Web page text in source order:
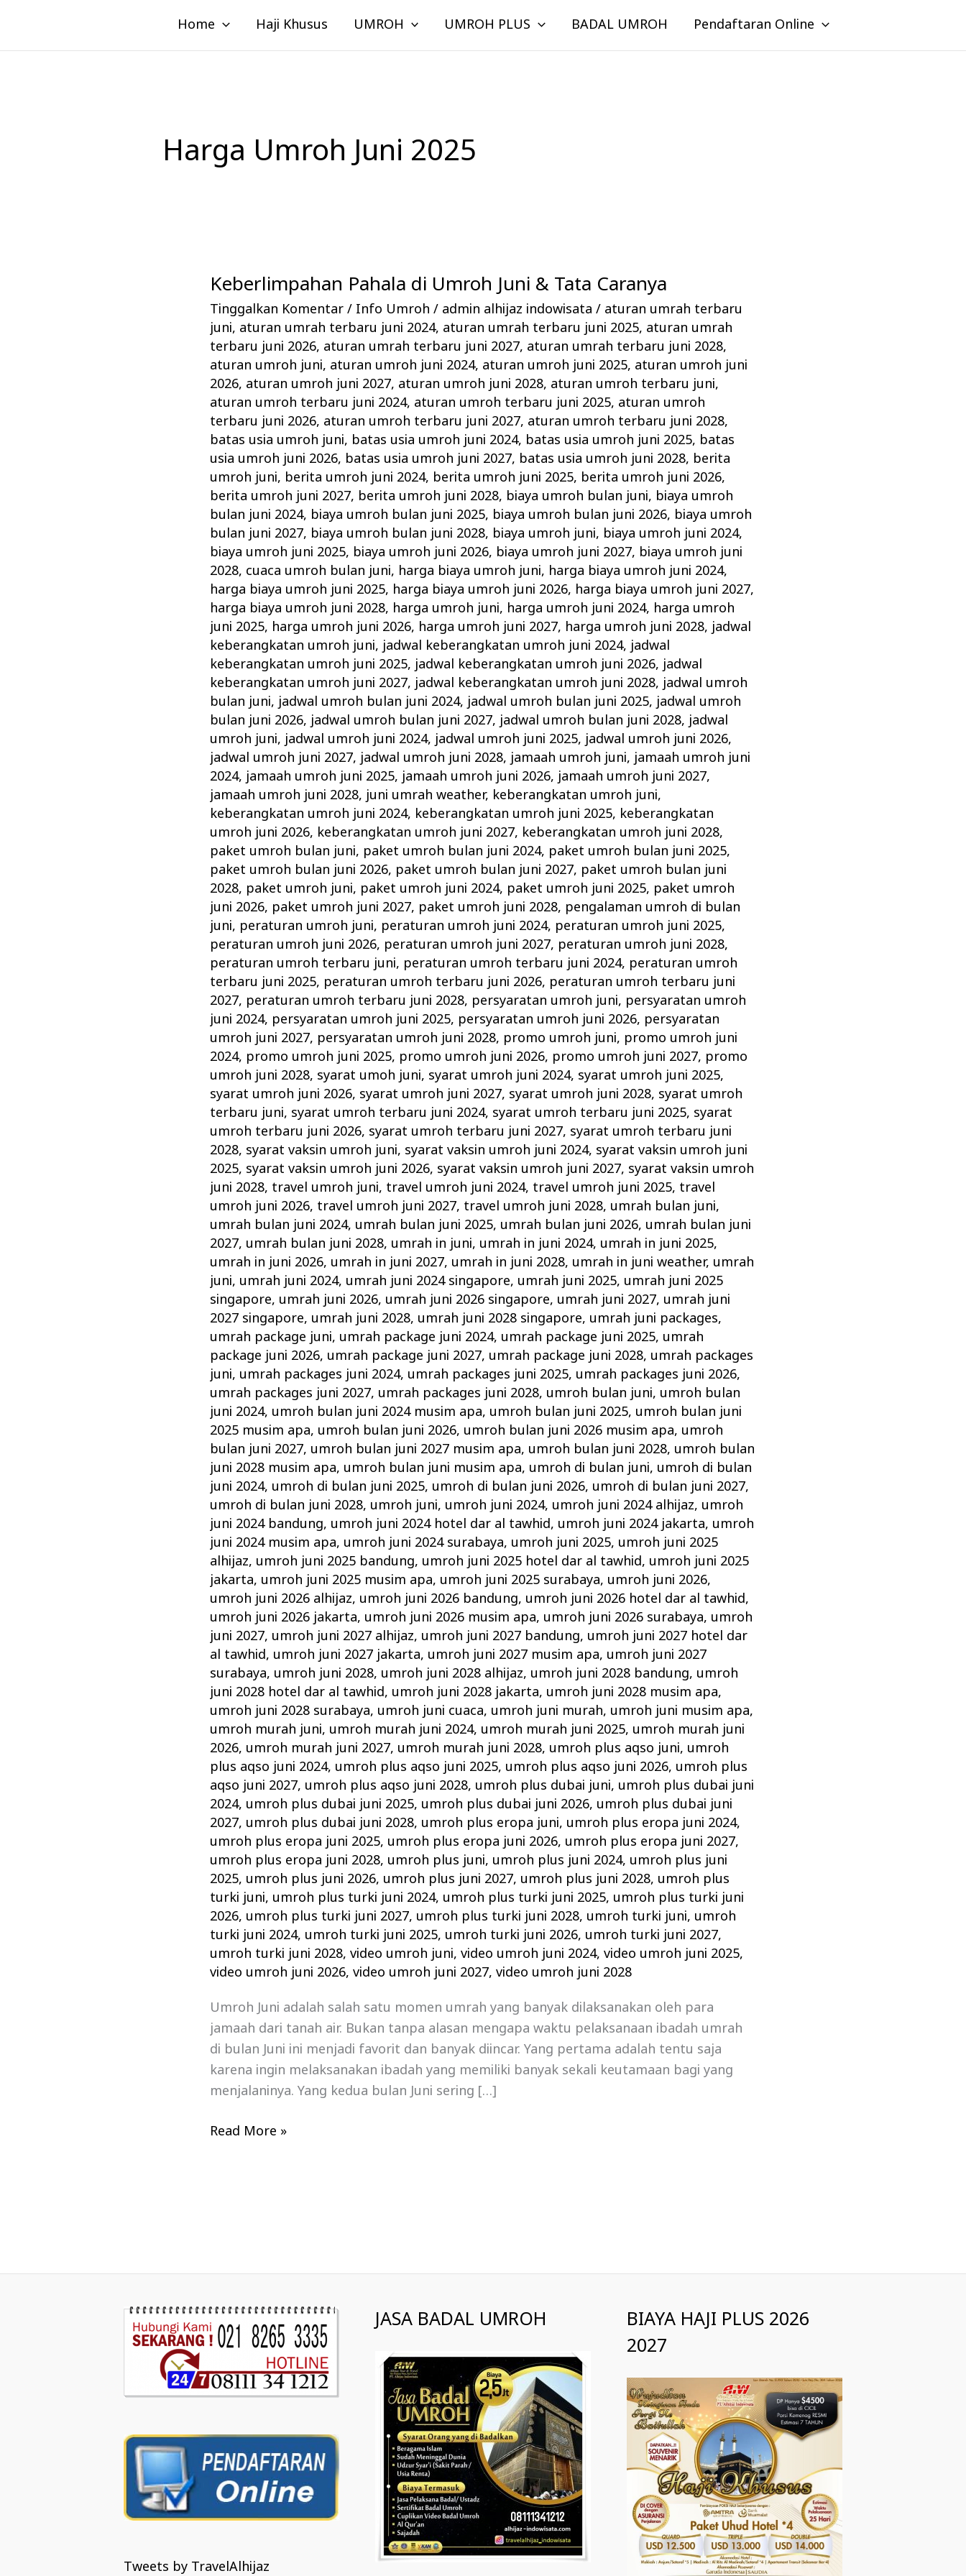
konten
Home Haji Khusus UMROH UMROH PLUS BADAL UMROH Pendaftaran Online
Harga Umroh Juni 2025
Keberlimpahan Pahala di Umroh Juni & Tata Caranya
Tinggalkan Komentar / Info Umroh / admin alhijaz indowisata/ aturan umrah terbaru
juni, aturan umrah terbaru juni 2024, aturan umrah terbaru juni 2025, aturan umrah
terbaru juni 2026, aturan umrah terbaru juni 2027, aturan umrah terbaru juni 2028,
aturan umroh juni, aturan umroh juni 2024, aturan umroh juni 2025, aturan umroh juni
2026, aturan umroh juni 2027, aturan umroh juni 2028, aturan umroh terbaru juni,
aturan umroh terbaru juni 2024, aturan umroh terbaru juni 2025, aturan umroh
terbaru juni 2026, aturan umroh terbaru juni 2027, aturan umroh terbaru juni 2028,
batas usia umroh juni, batas usia umroh juni 2024, batas usia umroh juni 2025, batas
usia umroh juni 2026, batas usia umroh juni 2027, batas usia umroh juni 2028, berita
umroh juni, berita umroh juni 2024, berita umroh juni 2025, berita umroh juni 2026,
berita umroh juni 2027, berita umroh juni 2028, biaya umroh bulan juni, biaya umroh
bulan juni 2024, biaya umroh bulan juni 2025, biaya umroh bulan juni 2026, biaya umroh
bulan juni 2027, biaya umroh bulan juni 2028, biaya umroh juni, biaya umroh juni 2024,
biaya umroh juni 2025, biaya umroh juni 2026, biaya umroh juni 2027, biaya umroh juni
2028, cuaca umroh bulan juni, harga biaya umroh juni, harga biaya umroh juni 2024,
harga biaya umroh juni 2025, harga biaya umroh juni 2026, harga biaya umroh juni 2027,
harga biaya umroh juni 2028, harga umroh juni, harga umroh juni 2024, harga umroh
juni 2025, harga umroh juni 2026, harga umroh juni 2027, harga umroh juni 2028, jadwal
keberangkatan umroh juni, jadwal keberangkatan umroh juni 2024, jadwal
keberangkatan umroh juni 2025, jadwal keberangkatan umroh juni 2026, jadwal
keberangkatan umroh juni 2027, jadwal keberangkatan umroh juni 2028, jadwal umroh
bulan juni, jadwal umroh bulan juni 2024, jadwal umroh bulan juni 2025, jadwal umroh
bulan juni 2026, jadwal umroh bulan juni 2027, jadwal umroh bulan juni 2028, jadwal
umroh juni, jadwal umroh juni 2024, jadwal umroh juni 2025, jadwal umroh juni 2026,
jadwal umroh juni 2027, jadwal umroh juni 2028, jamaah umroh juni, jamaah umroh juni
2024, jamaah umroh juni 2025, jamaah umroh juni 2026, jamaah umroh juni 2027,
jamaah umroh juni 2028, juni umrah weather, keberangkatan umroh juni,
keberangkatan umroh juni 2024, keberangkatan umroh juni 2025, keberangkatan
umroh juni 2026, keberangkatan umroh juni 2027, keberangkatan umroh juni 2028,
paket umroh bulan juni, paket umroh bulan juni 2024, paket umroh bulan juni 2025,
paket umroh bulan juni 2026, paket umroh bulan juni 2027, paket umroh bulan juni
2028, paket umroh juni, paket umroh juni 2024, paket umroh juni 2025, paket umroh
juni 2026, paket umroh juni 2027, paket umroh juni 2028, pengalaman umroh di bulan
juni, peraturan umroh juni, peraturan umroh juni 2024, peraturan umroh juni 2025,
peraturan umroh juni 2026, peraturan umroh juni 2027, peraturan umroh juni 2028,
peraturan umroh terbaru juni, peraturan umroh terbaru juni 2024, peraturan umroh
terbaru juni 2025, peraturan umroh terbaru juni 2026, peraturan umroh terbaru juni
2027, peraturan umroh terbaru juni 2028, persyaratan umroh juni, persyaratan umroh
juni 2024, persyaratan umroh juni 2025, persyaratan umroh juni 2026, persyaratan
umroh juni 2027, persyaratan umroh juni 2028, promo umroh juni, promo umroh juni
2024, promo umroh juni 2025, promo umroh juni 2026, promo umroh juni 2027, promo
umroh juni 2028, syarat umoh juni, syarat umroh juni 2024, syarat umroh juni 2025,
syarat umroh juni 2026, syarat umroh juni 2027, syarat umroh juni 2028, syarat umroh
terbaru juni, syarat umroh terbaru juni 2024, syarat umroh terbaru juni 2025, syarat
umroh terbaru juni 2026, syarat umroh terbaru juni 2027, syarat umroh terbaru juni
2028, syarat vaksin umroh juni, syarat vaksin umroh juni 2024, syarat vaksin umroh juni
2025, syarat vaksin umroh juni 2026, syarat vaksin umroh juni 2027, syarat vaksin umroh
juni 2028, travel umroh juni, travel umroh juni 2024, travel umroh juni 2025, travel
umroh juni 2026, travel umroh juni 2027, travel umroh juni 2028, umrah bulan juni,
umrah bulan juni 2024, umrah bulan juni 2025, umrah bulan juni 2026, umrah bulan juni
2027, umrah bulan juni 2028, umrah in juni, umrah in juni 2024, umrah in juni 2025,
umrah in juni 2026, umrah in juni 2027, umrah in juni 2028, umrah in juni weather, umrah
juni, umrah juni 2024, umrah juni 2024 singapore, umrah juni 2025, umrah juni 2025
singapore, umrah juni 2026, umrah juni 2026 singapore, umrah juni 2027, umrah juni
2027 singapore, umrah juni 2028, umrah juni 2028 singapore, umrah juni packages,
umrah package juni, umrah package juni 2024, umrah package juni 2025, umrah
package juni 2026, umrah package juni 2027, umrah package juni 2028, umrah packages
juni, umrah packages juni 2024, umrah packages juni 2025, umrah packages juni 2026,
umrah packages juni 2027, umrah packages juni 2028, umroh bulan juni, umroh bulan
juni 2024, umroh bulan juni 2024 musim apa, umroh bulan juni 2025, umroh bulan juni
2025 musim apa, umroh bulan juni 2026, umroh bulan juni 2026 musim apa, umroh
bulan juni 2027, umroh bulan juni 2027 musim apa, umroh bulan juni 2028, umroh bulan
juni 2028 musim apa, umroh bulan juni musim apa, umroh di bulan juni, umroh di bulan
juni 2024, umroh di bulan juni 2025, umroh di bulan juni 2026, umroh di bulan juni 2027,
umroh di bulan juni 2028, umroh juni, umroh juni 2024, umroh juni 2024 alhijaz, umroh
juni 2024 bandung, umroh juni 2024 hotel dar al tawhid, umroh juni 2024 jakarta, umroh
juni 2024 musim apa, umroh juni 2024 surabaya, umroh juni 2025, umroh juni 2025
alhijaz, umroh juni 2025 bandung, umroh juni 2025 hotel dar al tawhid, umroh juni 2025
jakarta, umroh juni 2025 musim apa, umroh juni 2025 surabaya, umroh juni 2026,
umroh juni 2026 alhijaz, umroh juni 2026 bandung, umroh juni 2026 hotel dar al tawhid,
umroh juni 2026 jakarta, umroh juni 2026 musim apa, umroh juni 2026 surabaya, umroh
juni 2027, umroh juni 2027 alhijaz, umroh juni 2027 bandung, umroh juni 2027 hotel dar
al tawhid, umroh juni 2027 jakarta, umroh juni 2027 musim apa, umroh juni 2027
surabaya, umroh juni 2028, umroh juni 2028 alhijaz, umroh juni 2028 bandung, umroh
juni 2028 hotel dar al tawhid, umroh juni 2028 jakarta, umroh juni 2028 musim apa,
umroh juni 2028 surabaya, umroh juni cuaca, umroh juni murah, umroh juni musim apa,
umroh murah juni, umroh murah juni 2024, umroh murah juni 2025, umroh murah juni
2026, umroh murah juni 2027, umroh murah juni 2028, umroh plus aqso juni, umroh
plus aqso juni 2024, umroh plus aqso juni 2025, umroh plus aqso juni 2026, umroh plus
aqso juni 2027, umroh plus aqso juni 2028, umroh plus dubai juni, umroh plus dubai juni
2024, umroh plus dubai juni 2025, umroh plus dubai juni 2026, umroh plus dubai juni
2027, umroh plus dubai juni 2028, umroh plus eropa juni, umroh plus eropa juni 2024,
umroh plus eropa juni 2025, umroh plus eropa juni 2026, umroh plus eropa juni 2027,
umroh plus eropa juni 2028, umroh plus juni, umroh plus juni 2024, umroh plus juni
2025, umroh plus juni 2026, umroh plus juni 2027, umroh plus juni 2028, umroh plus
turki juni, umroh plus turki juni 2024, umroh plus turki juni 2025, umroh plus turki juni
2026, umroh plus turki juni 2027, umroh plus turki juni 2028, umroh turki juni, umroh
turki juni 2024, umroh turki juni 2025, umroh turki juni 2026, umroh turki juni 2027,
umroh turki juni 2028,video umroh juni,video umroh juni 2024,video umroh juni 2025,
video umroh juni 2026,video umroh juni 2027,video umroh juni 2028
Umroh Juni adalah salah satu momen umrah yang banyak dilaksanakan oleh para
jamaah dari tanah air. Bukan tanpa alasan mengapa waktu pelaksanaan ibadah umrah
di bulan Juni ini menjadi favorit dan banyak diincar. Yang pertama adalah tentu saja
karena ingin melaksanakan ibadah yang memiliki banyak sekali keutamaan bagi yang
menjalaninya. Yang kedua bulan Juni sering […]
Keberlimpahan
Pahala
di
Umroh
Juni
&
Tata
Caranya
Read More »
Tweets by TravelAlhijaz
JASA BADAL UMROH
BIAYA HAJI PLUS 2026
2027